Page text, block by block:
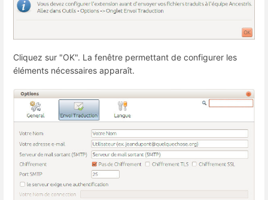
Cliquez sur "OK". La fenêtre permettant de configurer les
éléments nécessaires apparaît.